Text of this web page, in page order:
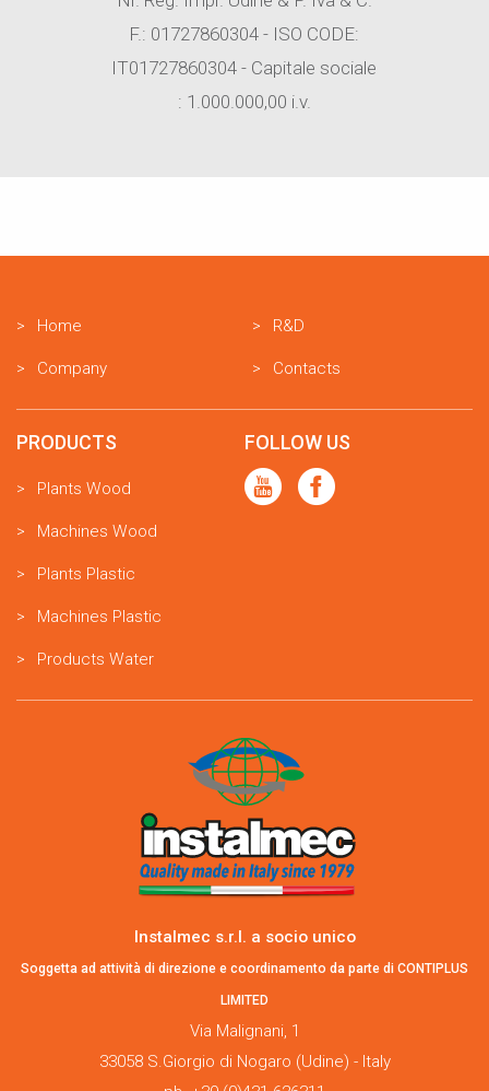
F.: 01727860304 - ISO CODE:
IT01727860304 - Capitale sociale
: 1.000.000,00 i.v.
Home
Company
R&D
Contacts
PRODUCTS
Plants Wood
Machines Wood
Plants Plastic
Machines Plastic
Products Water
FOLLOW US
Instalmec s.r.l. a socio unico
Soggetta ad attività di direzione e coordinamento da parte di CONTIPLUS
LIMITED
Via Malignani, 1
33058 S.Giorgio di Nogaro (Udine) - Italy